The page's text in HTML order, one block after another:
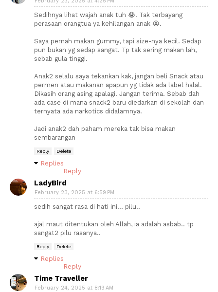
Sedihnya lihat wajah anak tuh 😭. Tak terbayang
perasaan orangtua ya kehilangan anak 😭.
Saya pernah makan gummy, tapi size-nya kecil. Sedap
pun bukan yg sedap sangat. Tp tak sering makan lah,
sebab gula tinggi.
Anak2 selalu saya tekankan kak, jangan beli Snack atau
permen atau makanan apapun yg tidak ada label halal.
Dikasih orang asing apalagi. Jangan terima. Sebab dah
ada case di mana snack2 baru diedarkan di sekolah dan
ternyata ada narkotics didalamnya.
Jadi anak2 dah paham mereka tak bisa makan
sembarangan
Reply Delete
Replies
Reply
LadyBird
February 23, 2025 at 6:59 PM
sedih sangat rasa di hati ini... pilu..
ajal maut ditentukan oleh Allah, ia adalah asbab.. tp
sangat2 pilu rasanya..
Reply Delete
Replies
Reply
Time Traveller
February 24, 2025 at 8:19 AM